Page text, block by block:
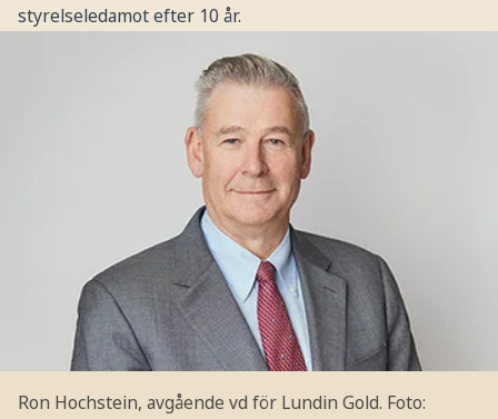
styrelseledamot efter 10 år.
Ron Hochstein, avgående vd för Lundin Gold. Foto: